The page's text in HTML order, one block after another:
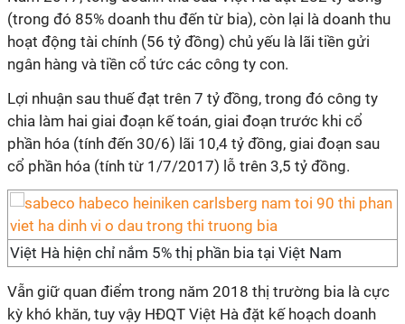
(trong đó 85% doanh thu đến từ bia), còn lại là doanh thu
hoạt động tài chính (56 tỷ đồng) chủ yếu là lãi tiền gửi
ngân hàng và tiền cổ tức các công ty con.
Lợi nhuận sau thuế đạt trên 7 tỷ đồng, trong đó công ty
chia làm hai giai đoạn kế toán, giai đoạn trước khi cổ
phần hóa (tính đến 30/6) lãi 10,4 tỷ đồng, giai đoạn sau
cổ phần hóa (tính từ 1/7/2017) lỗ trên 3,5 tỷ đồng.
Việt Hà hiện chỉ nắm 5% thị phần bia tại Việt Nam
Vẫn giữ quan điểm trong năm 2018 thị trường bia là cực
kỳ khó khăn, tuy vậy HĐQT Việt Hà đặt kế hoạch doanh